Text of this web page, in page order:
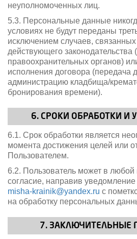
неуполномоченных лиц.
5.3. Персональные данные
условиях не будут переданы
исключением случаев,
действующего законодательства
правоохранительных органов)
исполнения договора (передача
администрацию кладбища/
бронирования времени).
6. СРОКИ ОБРАБОТКИ И
6.1. Срок обработки является
момента достижения целей или
Пользователем.
6.2. Пользователь может в любой
согласие, направив
misha-krainik@yandex.ru с
на обработку персональных
7. ЗАКЛЮЧИТЕЛЬНЫЕ